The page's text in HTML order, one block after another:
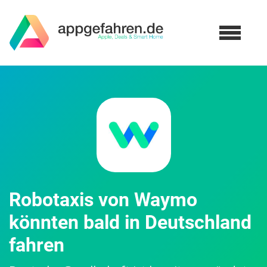
Robotaxis von Waymo
könnten bald in Deutschland
fahren